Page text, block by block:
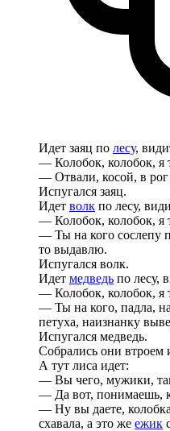
Идет заяц по лесу,
— Колобок, колобок, я
— Отвали, косой, в
Испугался заяц.
Идет волк по лесу,
— Колобок, колобок, я
— Ты на кого сослепу
то выдавлю.
Испугался волк.
Идет медведь по лесу,
— Колобок, колобок, я
— Ты на кого, падла,
петуха, наизнанку
Испугался медведь.
Собрались они втроем
А тут лиса идет:
— Вы чего, мужики,
— Да вот, понимаешь,
— Ну вы даете,
схавала, а это же ежик